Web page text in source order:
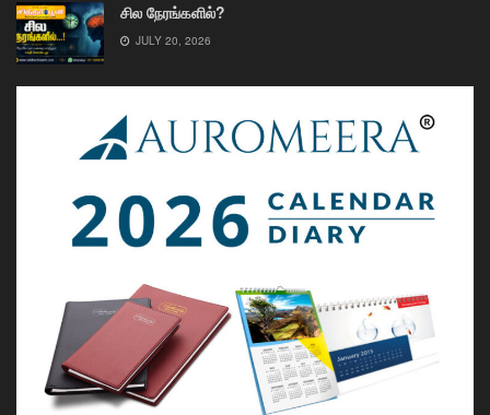
சில நேரங்களில்?
JULY 20, 2026